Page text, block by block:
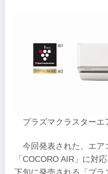
プラズマクラスターエ
今回発表された、エア
「COCORO AIR」に対